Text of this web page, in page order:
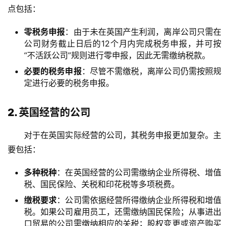
主
资
公
外
点包括：
零税务申报 ：由于未在英国产生利润，离岸公司只需在
公司财务截止日后的12个月内完成税务申报，并可按
“不活跃公司”规则进行零申报，因此无需缴纳税款。
必要的税务申报 ：尽管不需缴税，离岸公司仍需按照规
定进行必要的税务申报。
2. 英国经营的公司
对于在英国实际经营的公司，其税务申报更加复杂。主
要包括：
多种税种：在英国经营的公司需缴纳企业所得税、增值
税、国民保险、关税和印花税等多项税费。
缴税要求：公司需依据经营所得缴纳企业所得税和增值
税。如果公司雇用员工，还需缴纳国民保险；从事进出
口贸易的公司需缴纳相应的关税；股权变更或资产购买